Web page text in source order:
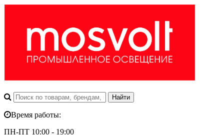
Время работы:
ПН-ПТ 10:00 - 19:00